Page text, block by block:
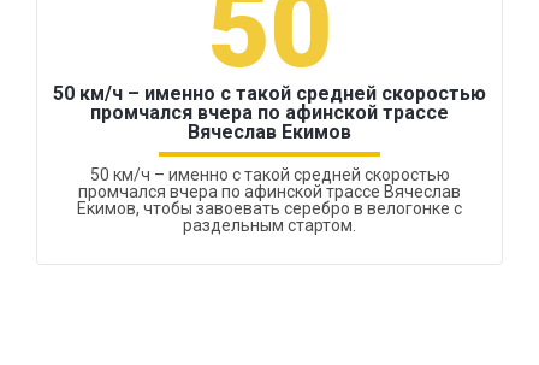
50
50 км/ч – именно с такой средней скоростью
промчался вчера по афинской трассе
Вячеслав Екимов
50 км/ч – именно с такой средней скоростью
промчался вчера по афинской трассе Вячеслав
Екимов, чтобы завоевать серебро в велогонке с
раздельным стартом.